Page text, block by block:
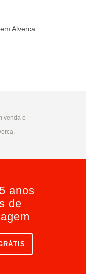
venda e
anos
de